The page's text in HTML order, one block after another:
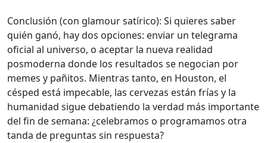
Conclusión (con glamour satírico): Si quieres saber
quién ganó, hay dos opciones: enviar un telegrama
oficial al universo, o aceptar la nueva realidad
posmoderna donde los resultados se negocian por
memes y pañitos. Mientras tanto, en Houston, el
césped está impecable, las cervezas están frías y la
humanidad sigue debatiendo la verdad más importante
del fin de semana: ¿celebramos o programamos otra
tanda de preguntas sin respuesta?